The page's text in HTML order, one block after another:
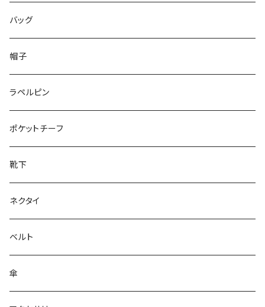
50/XL～
48/L
50/XL～
46/M
48/L
50/XL～
～25.5cm
26cm～
27cm～
28cm～
バッグ
帽子
ラペルピン
ポケットチーフ
靴下
ネクタイ
ベルト
傘